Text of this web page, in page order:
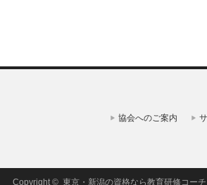
協会へのご案内
Copyright © 東京・新潟の資格なら教育研修コー